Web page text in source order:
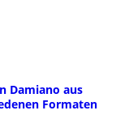
Damiano aus
Formaten